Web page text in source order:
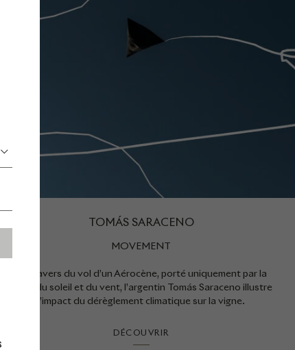
TOMÁS SARACENO
MOVEMENT
Au travers du vol d’un Aérocène, porté uniquement par la
force du soleil et du vent, l’argentin Tomás Saraceno illustre
l’impact du dérèglement climatique sur la vigne.
DÉCOUVRIR